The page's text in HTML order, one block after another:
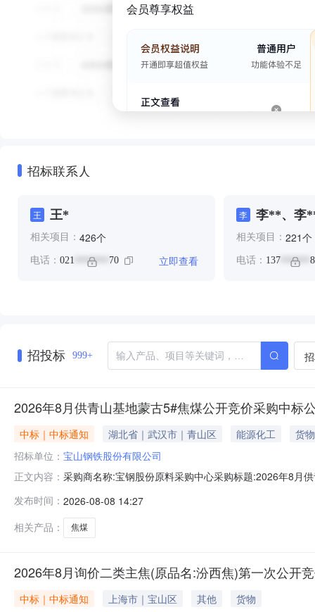
会员尊享权益
招标联系人
王 王*
相关项目： 426个
电话： 021 ******* 70 立即查看
李 李**、李
相关项目： 221个
电话： 137 ******
招投标 999+
2026年8月供青山基地蒙古5#焦煤公开竞价采购中标
中标｜中标通知 湖北省｜武汉市｜青山区 能源化工
货物
招标单位： 宝山钢铁股份有限公司
正文内容： 采购商名称:宝钢股份原料采购中心采购标题:2026年8月
发布时间： 2026-08-08 14:27
相关产品：
焦煤
2026年8月询价二类主焦(原品名:汾西焦)第一次公开
中标｜中标通知 上海市｜宝山区 其他
货物